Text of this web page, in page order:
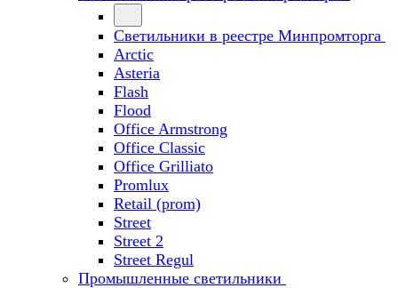
Светильники в реестре Минпромторга
Arctic
Asteria
Flash
Flood
Office Armstrong
Office Classic
Office Grilliato
Promlux
Retail (prom)
Street
Street 2
Street Regul
Промышленные светильники